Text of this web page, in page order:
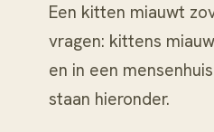
Een kitten miauwt
vragen: kittens
en in een
staan hieronder.